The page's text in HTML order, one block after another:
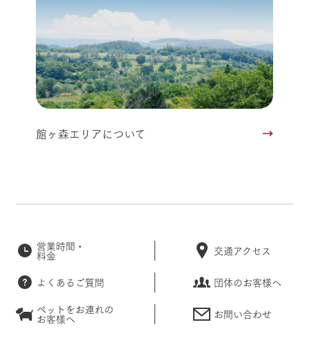
館ヶ森エリアについて
営業時間・
料金 交通アクセス
よくあるご質問
団体のお客様へ
ペットをお連れの
お客様へ お問い合わせ